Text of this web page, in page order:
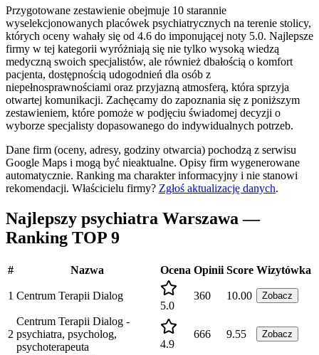
Przygotowane zestawienie obejmuje 10 starannie
wyselekcjonowanych placówek psychiatrycznych na terenie stolicy,
których oceny wahały się od 4.6 do imponującej noty 5.0. Najlepsze
firmy w tej kategorii wyróżniają się nie tylko wysoką wiedzą
medyczną swoich specjalistów, ale również dbałością o komfort
pacjenta, dostępnością udogodnień dla osób z
niepełnosprawnościami oraz przyjazną atmosferą, która sprzyja
otwartej komunikacji. Zachęcamy do zapoznania się z poniższym
zestawieniem, które pomoże w podjęciu świadomej decyzji o
wyborze specjalisty dopasowanego do indywidualnych potrzeb.
Dane firm (oceny, adresy, godziny otwarcia) pochodzą z serwisu
Google Maps i mogą być nieaktualne. Opisy firm wygenerowane
automatycznie. Ranking ma charakter informacyjny i nie stanowi
rekomendacji. Właścicielu firmy? Zgłoś aktualizację danych.
Najlepszy psychiatra Warszawa —
Ranking TOP 9
# Nazwa Ocena Opinii Score Wizytówka
1 Centrum Terapii Dialog
5.0
360 10.00 Zobacz
2
Centrum Terapii Dialog -
psychiatra, psycholog,
psychoterapeuta
4.9
666 9.55 Zobacz